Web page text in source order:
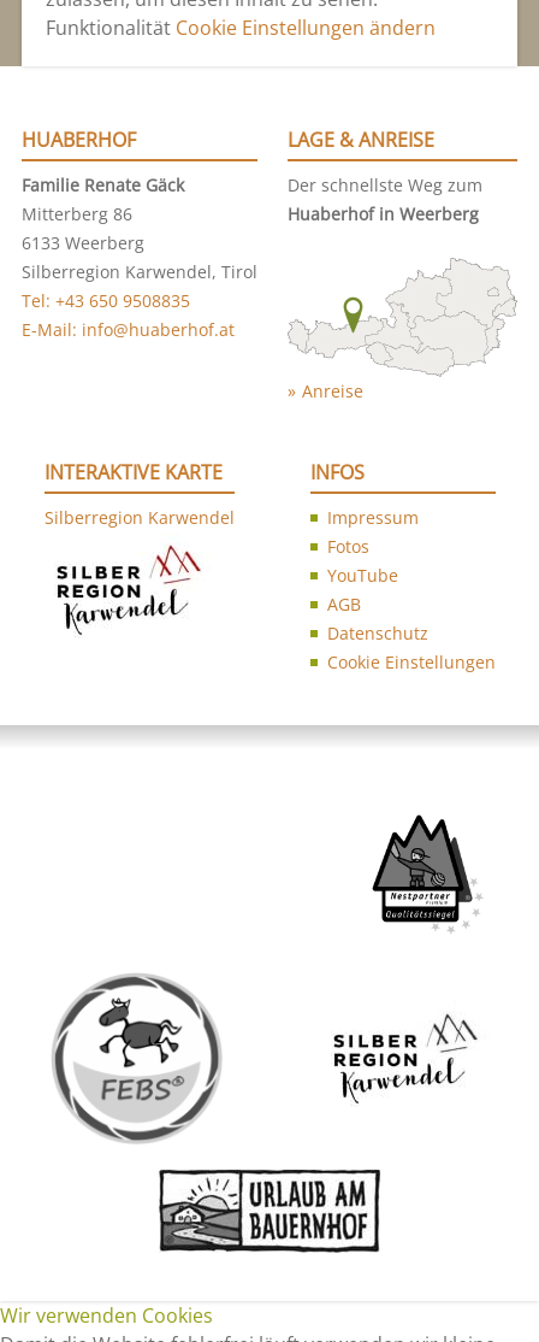
Funktionalität Cookie Einstellungen ändern
HUABERHOF
Familie Renate Gäck
Mitterberg 86
6133 Weerberg
Silberregion Karwendel, Tirol
Tel: +43 650 9508835
E-Mail: info@huaberhof.at
LAGE & ANREISE
Der schnellste Weg zum
Huaberhof in Weerberg
Anreise
INTERAKTIVE KARTE
Silberregion Karwendel
INFOS
Impressum
Fotos
YouTube
AGB
Datenschutz
Cookie Einstellungen
Wir verwenden Cookies